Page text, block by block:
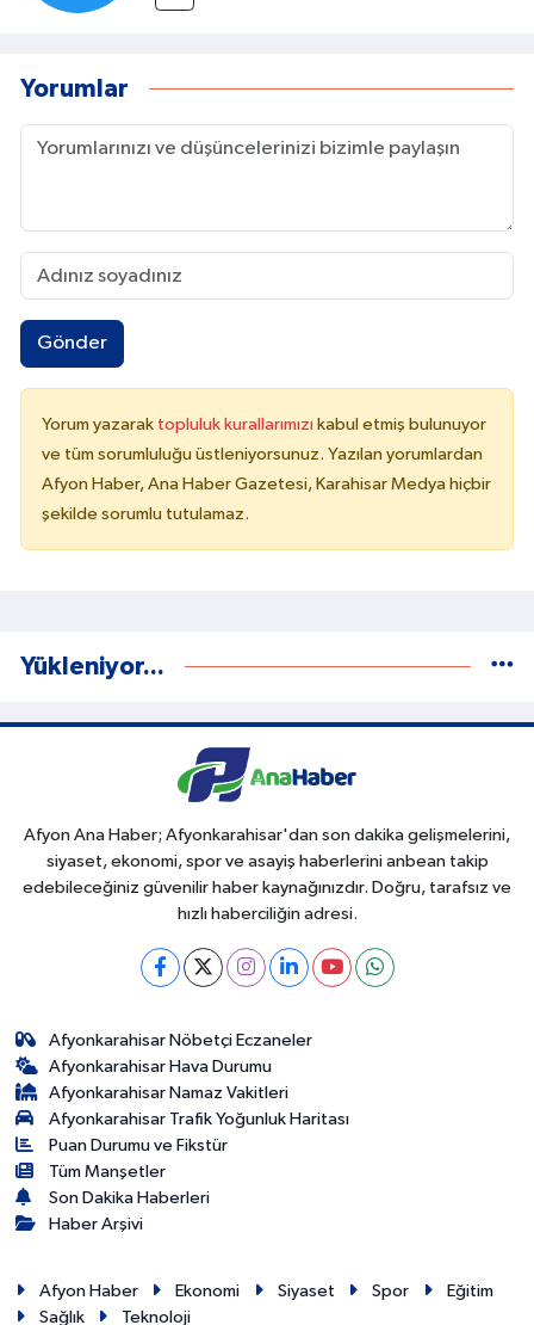
Yorumlar
Gönder
Yorum yazarak topluluk kurallarımızı kabul etmiş bulunuyor
ve tüm sorumluluğu üstleniyorsunuz. Yazılan yorumlardan
Afyon Haber, Ana Haber Gazetesi, Karahisar Medya hiçbir
şekilde sorumlu tutulamaz.
Yükleniyor...
Afyon Ana Haber; Afyonkarahisar'dan son dakika gelişmelerini,
siyaset, ekonomi, spor ve asayiş haberlerini anbean takip
edebileceğiniz güvenilir haber kaynağınızdır. Doğru, tarafsız ve
hızlı haberciliğin adresi.
Afyonkarahisar Nöbetçi Eczaneler
Afyonkarahisar Hava Durumu
Afyonkarahisar Namaz Vakitleri
Afyonkarahisar Trafik Yoğunluk Haritası
Puan Durumu ve Fikstür
Tüm Manşetler
Son Dakika Haberleri
Haber Arşivi
Afyon Haber Ekonomi Siyaset Spor
Eğitim
Sağlık
Teknoloji